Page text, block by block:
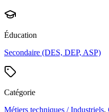
Éducation
Secondaire (DES, DEP, ASP)
Catégorie
Métiers techniques / Industriels,